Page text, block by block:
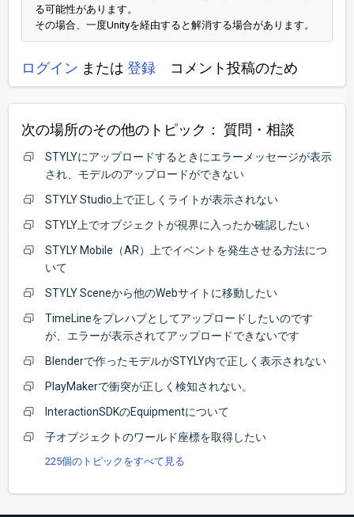
る可能性があります。
その場合、一度Unityを経由すると解消する場合があります。
ログイン または 登録 コメント投稿のため
次の場所のその他のトピック： 質問・相談
STYLYにアップロードするときにエラーメッセージが表示
され、モデルのアップロードができない
STYLY Studio上で正しくライトが表示されない
STYLY上でオブジェクトが視界に入ったか確認したい
STYLY Mobile（AR）上でイベントを発生させる方法につ
いて
STYLY Sceneから他のWebサイトに移動したい
TimeLineをプレハブとしてアップロードしたいのです
が、エラーが表示されてアップロードできないです
Blenderで作ったモデルがSTYLY内で正しく表示されない
PlayMakerで衝突が正しく検知されない。
InteractionSDKのEquipmentについて
子オブジェクトのワールド座標を取得したい
225個のトピックをすべて見る